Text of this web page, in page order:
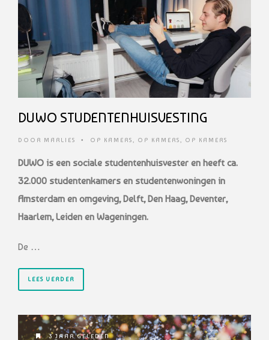
DUWO STUDENTENHUISVESTING
DOOR MARLIES • OP KAMERS, OP KAMERS, OP KAMERS
DUWO is een sociale studentenhuisvester en heeft ca.
32.000 studentenkamers en studentenwoningen in
Amsterdam en omgeving, Delft, Den Haag, Deventer,
Haarlem, Leiden en Wageningen.
De …
LEES VERDER
3 JAAR GELEDEN